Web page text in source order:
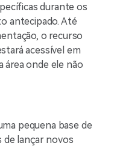
durante os
antecipado. Até
o recurso
acessível em
área onde ele não
pequena base de
de lançar novos